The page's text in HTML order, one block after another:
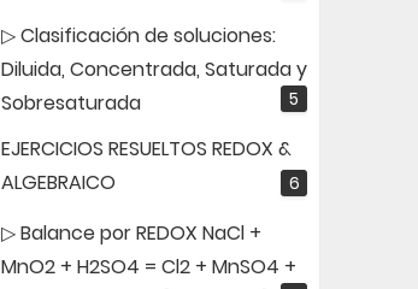
▷ Clasificación de soluciones:
Diluida, Concentrada, Saturada y
Sobresaturada
EJERCICIOS RESUELTOS REDOX &
ALGEBRAICO
▷ Balance por REDOX NaCl +
MnO2 + H2SO4 = Cl2 + MnSO4 +